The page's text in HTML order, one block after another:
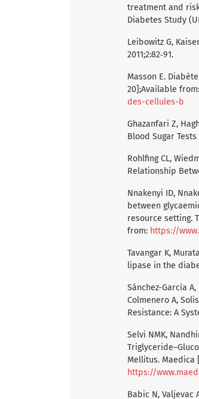
treatment and
Diabetes Study
Leibowitz G,
2011;2:82‑91.
Masson E.
20];Available from:
des-cellules-b
Ghazanfari Z,
Blood Sugar Tests
Rohlfing CL,
Relationship
Nnakenyi ID,
between
resource setting.
from: https://
Tavangar K,
lipase in the
Sánchez-García
Colmenero A,
Resistance: A
Selvi NMK,
Mellitus. Maedica
https://
Babic N, Valjevac